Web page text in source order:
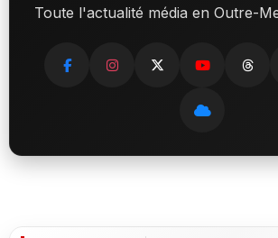
Toute l'actualité média en Outre-